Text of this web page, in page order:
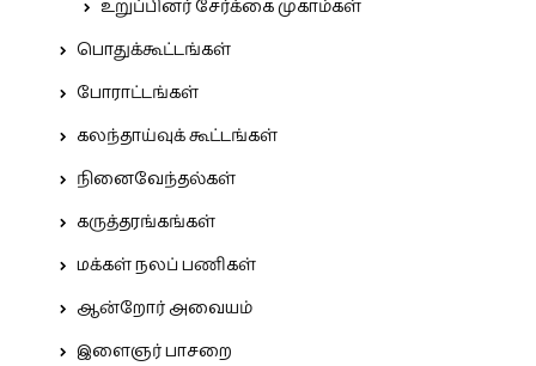
உறுப்பினர் சேர்க்கை முகாம்கள்
பொதுக்கூட்டங்கள்
போராட்டங்கள்
கலந்தாய்வுக் கூட்டங்கள்
நினைவேந்தல்கள்
கருத்தரங்கங்கள்
மக்கள் நலப் பணிகள்
ஆன்றோர் அவையம்
இளைஞர் பாசறை